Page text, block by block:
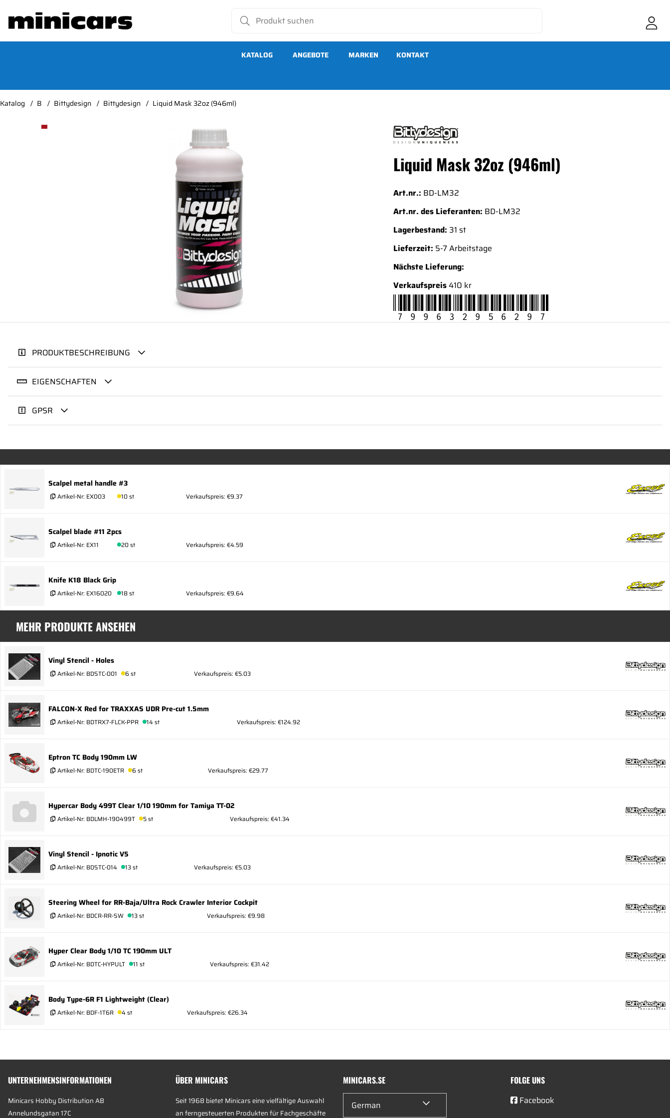
KATALOG ANGEBOTE MARKEN KONTAKT
Katalog B Bittydesign Bittydesign Liquid Mask 32oz (946ml)
Produktbilder Liquid Mask 32oz (946ml)
Liquid Mask 32oz (946ml)
Art.nr.: BD-LM32
Art.nr. des Lieferanten: BD-LM32
Lagerbestand: 31 st
Lieferzeit: 5-7 Arbeitstage
Nächste Lieferung:
Verkaufspreis410 kr
799632956297
PRODUKTBESCHREIBUNG
EIGENSCHAFTEN
GPSR
Scalpel metal handle #3
Artikel-Nr: EX003 10 st Verkaufspreis: €9.37
Scalpel blade #11 2pcs
Artikel-Nr: EX11 20 st Verkaufspreis: €4.59
Knife K18 Black Grip
Artikel-Nr: EX16020 18 st Verkaufspreis: €9.64
MEHR PRODUKTE ANSEHEN
Vinyl Stencil - Holes
Artikel-Nr: BDSTC-001 6 st Verkaufspreis: €5.03
FALCON-X Red for TRAXXAS UDR Pre-cut 1.5mm
Artikel-Nr: BDTRX7-FLCK-PPR 14 st Verkaufspreis: €124.92
Eptron TC Body 190mm LW
Artikel-Nr: BDTC-190ETR 6 st Verkaufspreis: €29.77
Hypercar Body 499T Clear 1/10 190mm for Tamiya TT-02
Artikel-Nr: BDLMH-190499T 5 st Verkaufspreis: €41.34
Vinyl Stencil - Ipnotic V5
Artikel-Nr: BDSTC-014 13 st Verkaufspreis: €5.03
Steering Wheel for RR-Baja/Ultra Rock Crawler Interior Cockpit
Artikel-Nr: BDCR-RR-SW 13 st Verkaufspreis: €9.98
Hyper Clear Body 1/10 TC 190mm ULT
Artikel-Nr: BDTC-HYPULT 11 st Verkaufspreis: €31.42
Body Type-6R F1 Lightweight (Clear)
Artikel-Nr: BDF-1T6R 4 st Verkaufspreis: €26.34
UNTERNEHMENSINFORMATIONEN
Minicars Hobby Distribution AB
Annelundsgatan 17C
ÜBER MINICARS
Seit 1968 bietet Minicars eine vielfältige Auswahl
an ferngesteuerten Produkten für Fachgeschäfte
MINICARS.SE
German
FOLGE UNS
Facebook